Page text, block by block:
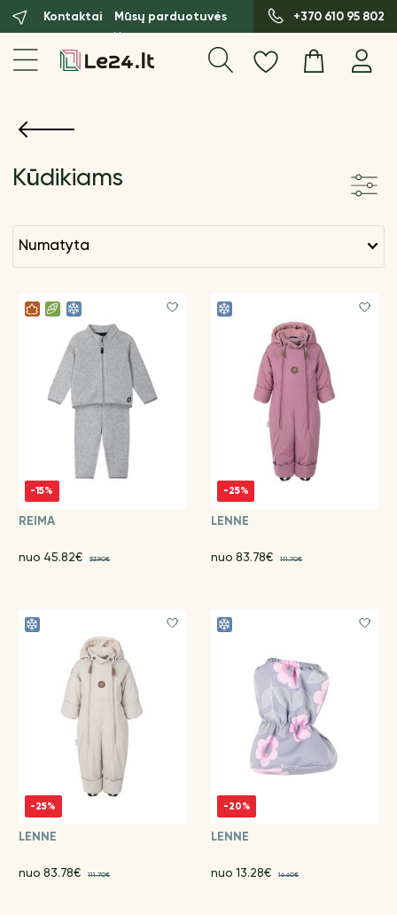
Kontaktai Mūsų parduotuvės +370 610 95 802
Kūdikiams
numatyta
-15%
REIMA
nuo 45.82€ 53.90€
-25%
LENNE
nuo 83.78€ 111.70€
-25%
LENNE
nuo 83.78€ 111.70€
-20%
LENNE
nuo 13.28€ 16.60€